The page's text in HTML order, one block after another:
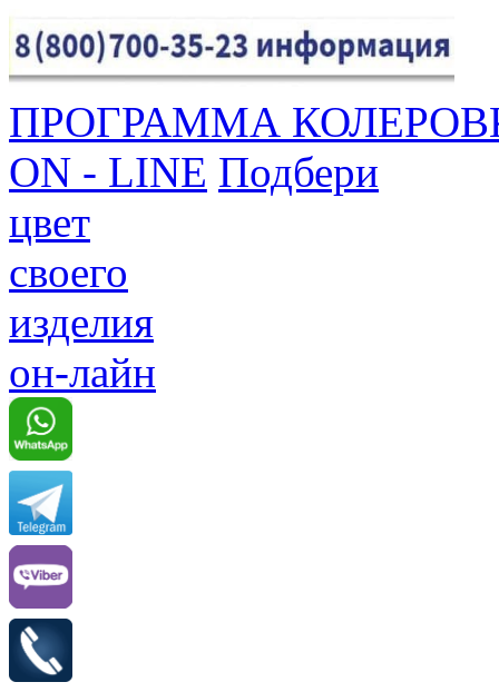
ПРОГРАММА
ON - LINE Подбери
цвет
своего
изделия
он-лайн